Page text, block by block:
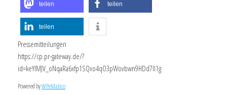
teilen teilen
teilen
Pressemitteilungen
https://cp.pr-gateway.de/?
id=keYlMJV_oNqaRa6xfp1SQxo4qO3pWovbwn9HDd7Il1g
Powered byWPeMatico